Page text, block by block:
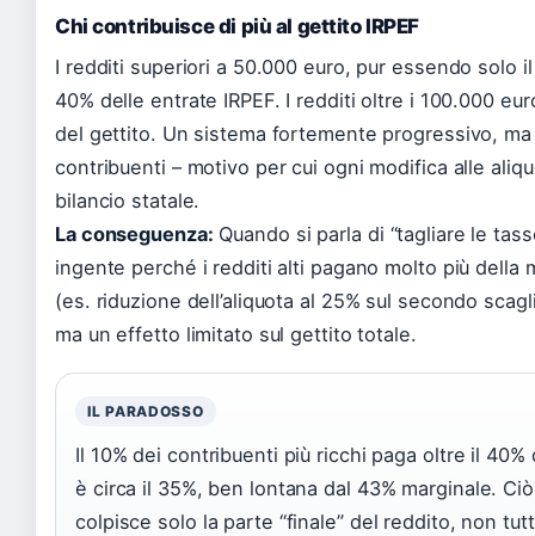
Chi contribuisce di più al gettito IRPEF
I redditi superiori a 50.000 euro, pur essendo solo
40% delle entrate IRPEF. I redditi oltre i 100.000
del gettito. Un sistema fortemente progressivo,
contribuenti – motivo per cui ogni modifica alle
bilancio statale.
La conseguenza: Quando si parla di “tagliare le
ingente perché i redditi alti pagano molto più della
(es. riduzione dell’aliquota al 25% sul secondo
ma un effetto limitato sul gettito totale.
IL PARADOSSO
Il 10% dei contribuenti più ricchi paga oltre il 40%
è circa il 35%, ben lontana dal 43% marginale.
colpisce solo la parte “finale” del reddito, non